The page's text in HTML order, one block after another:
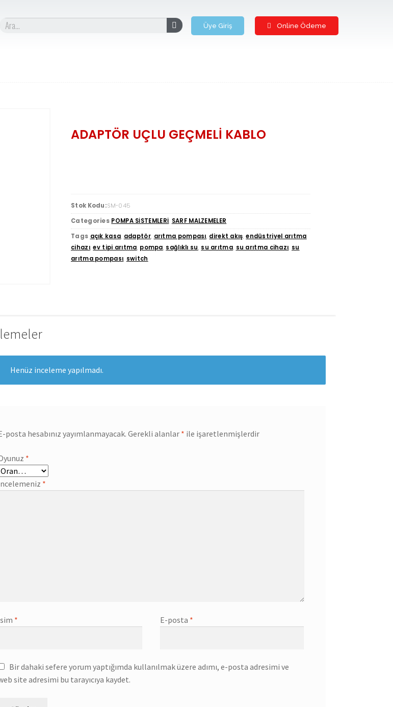
Üye Giriş Online Ödeme
ADAPTÖR UÇLU GEÇMELİ KABLO
Stok Kodu:SM-045
Categories POMPA SİSTEMLERİ, SARF MALZEMELER
Tags açık kasa, adaptör, arıtma pompası, direkt akış,endüstriyel arıtma
cihazı,ev tipi arıtma, pompa, sağlıklı su, su arıtma, su arıtma cihazı, su
arıtma pompası, switch
Henüz inceleme yapılmadı.
posta hesabınız yayımlanmayacak.Gerekli alanlar * ile işaretlenmişlerdir
*
*
* E-posta *
Bir dahaki sefere yorum yaptığımda kullanılmak üzere adımı, e-posta adresimi ve
site adresimi bu tarayıcıya kaydet.